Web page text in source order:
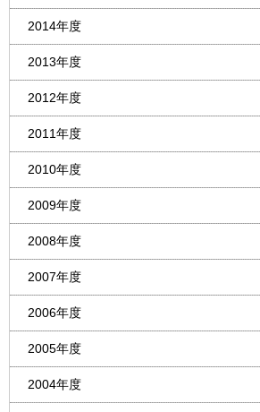
2014年度
2013年度
2012年度
2011年度
2010年度
2009年度
2008年度
2007年度
2006年度
2005年度
2004年度